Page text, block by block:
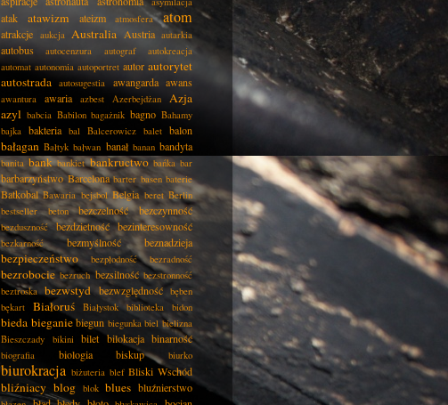
atak atawizm ateizm atmosfera atom
atrakcje aukcja Australia Austria autarkia
autobus autocenzura autograf
autokreacja
automat autonomia autoportret autor autorytet
autostrada autosugestia awangarda awans
awantura awaria azbest Azerbejdżan
Azja
azyl babcia Babilon bagażnik bagno Bahamy
bajka bakteria bal Balcerowicz balet balon
bałagan Bałtyk bałwan banał banan bandyta
banita bank bankiet bankructwo bańka bar
barbarzyństwo Barcelona barter basen baterie
Batkobal Bawaria bejsbol Belgia beret Berlin
bestseller
beton bezczelność bezczynność
bezduszność bezdzietność bezinteresowność
bezkarność bezmyślność beznadzieja
bezpieczeństwo bezpłodność bezradność
bezrobocie bezruch bezsilność bezstronność
beztroska bezwstyd bezwzględność bęben
bękart
Białoruś Białystok biblioteka bidon
bieda bieganie biegun biegunka biel bielizna
Bieszczady
bikini bilet bilokacja binarność
biografia biologia biskup biurko
biurokracja biżuteria blef Bliski Wschód
bliźniacy blog blok blues bluźnierstwo